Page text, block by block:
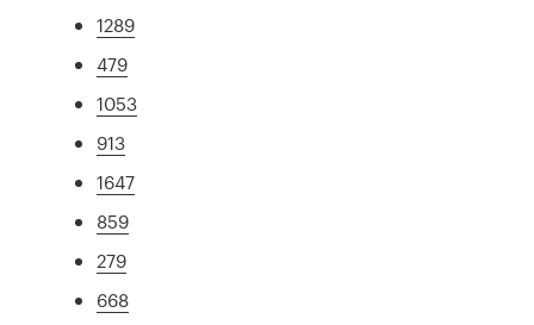
1289
479
1053
913
1647
859
279
668